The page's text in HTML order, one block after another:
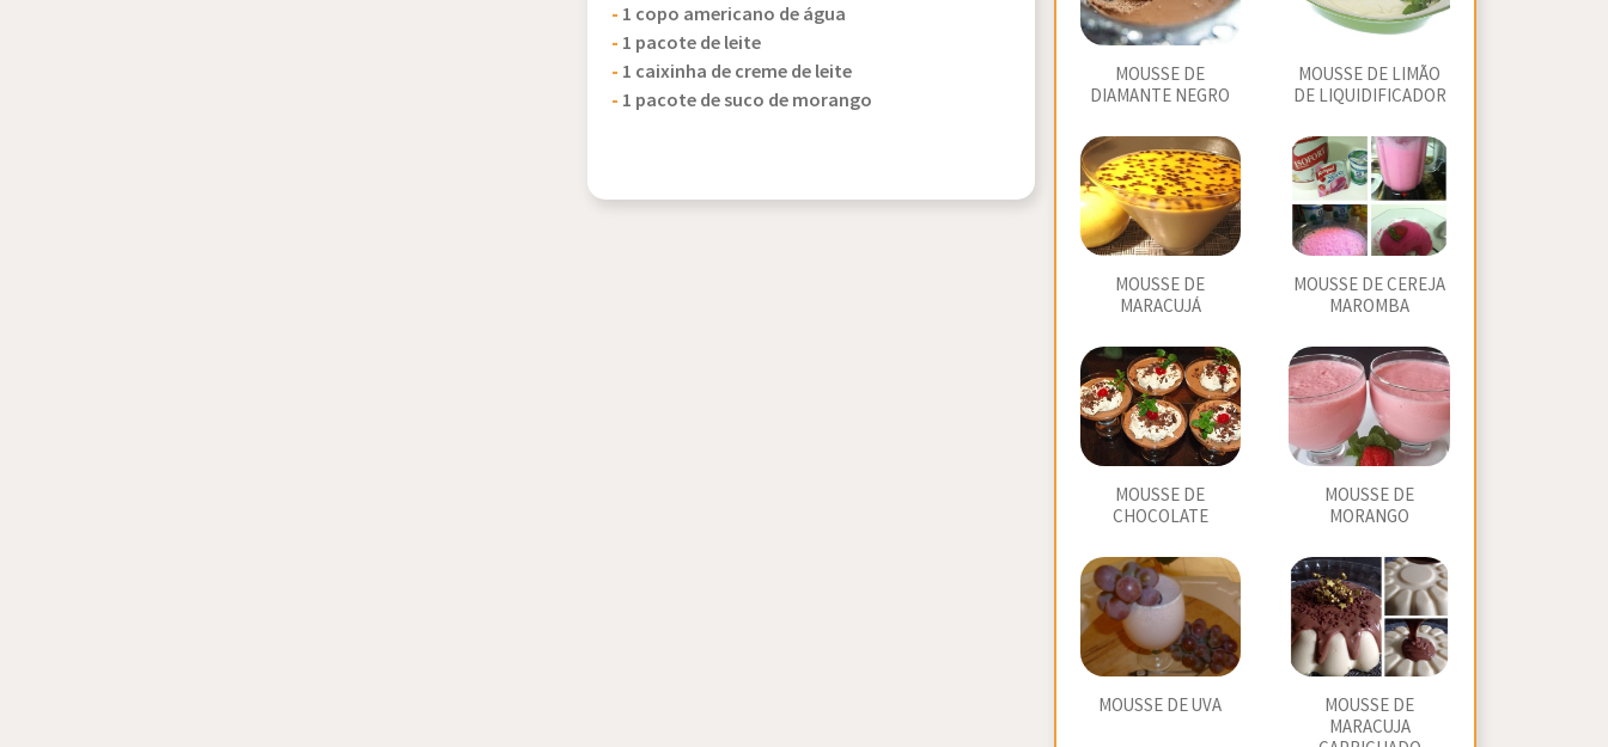
- 1 copo americano de água
- 1 pacote de leite
- 1 caixinha de creme de leite
- 1 pacote de suco de morango
MOUSSE DE
DIAMANTE NEGRO
MOUSSE DE LIMÃO
DE LIQUIDIFICADOR
MOUSSE DE
MARACUJÁ
MOUSSE DE CEREJA
MAROMBA
MOUSSE DE
CHOCOLATE
MOUSSE DE
MORANGO
MOUSSE DE UVA
MOUSSE DE
MARACUJA